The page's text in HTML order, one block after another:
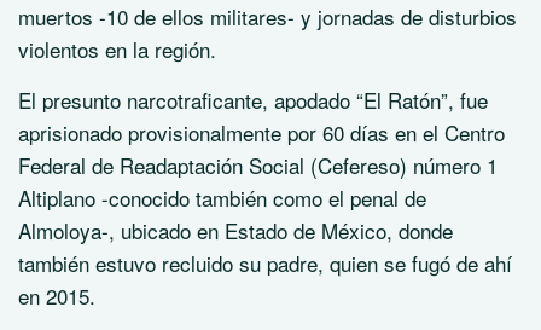
muertos -10 de ellos militares- y jornadas de disturbios
violentos en la región.
El presunto narcotraficante, apodado “El Ratón”, fue
aprisionado provisionalmente por 60 días en el Centro
Federal de Readaptación Social (Cefereso) número 1
Altiplano -conocido también como el penal de
Almoloya-, ubicado en Estado de México, donde
también estuvo recluido su padre, quien se fugó de ahí
en 2015.